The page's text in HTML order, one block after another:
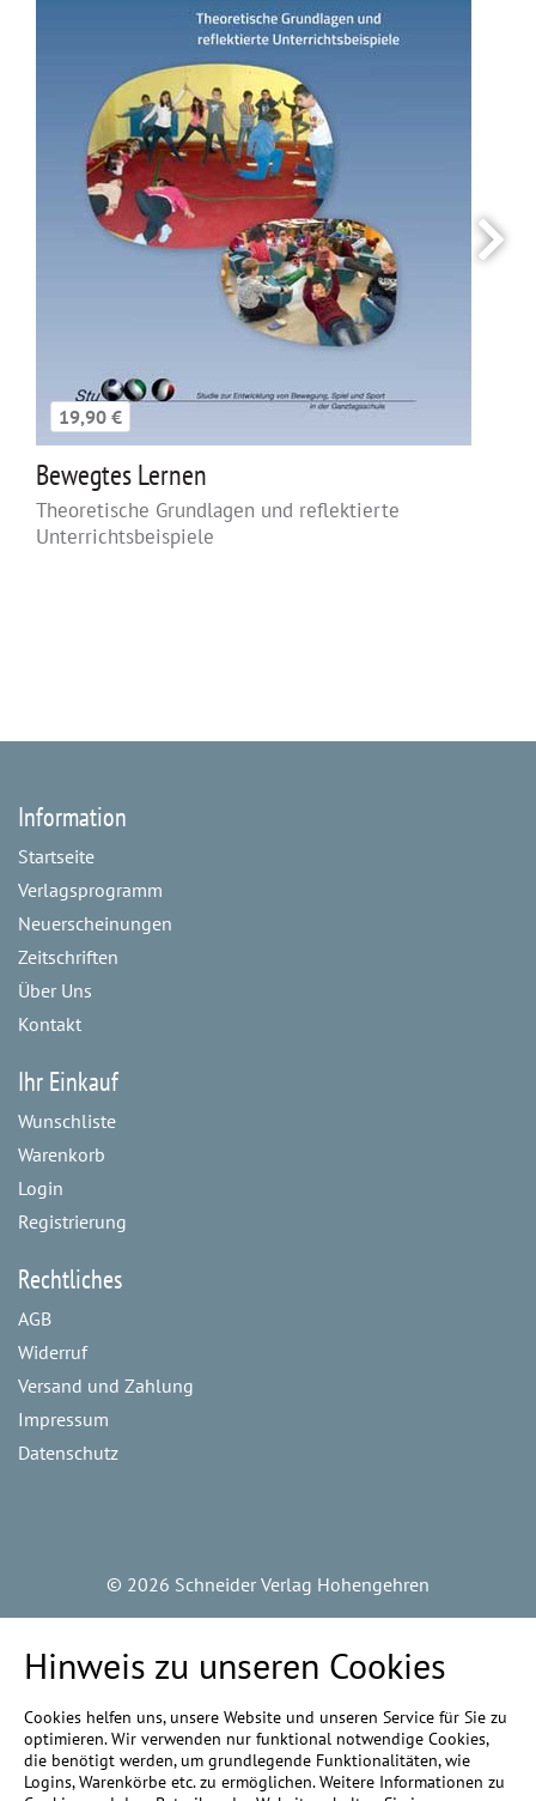
19,90 €
Bewegtes Lernen
Theoretische Grundlagen und reflektierte
Unterrichtsbeispiele
Information
Startseite
Verlagsprogramm
Neuerscheinungen
Zeitschriften
Über Uns
Kontakt
Ihr Einkauf
Wunschliste
Warenkorb
Login
Registrierung
Rechtliches
AGB
Widerruf
Versand und Zahlung
Impressum
Datenschutz
© 2026 Schneider Verlag Hohengehren
Hinweis zu unseren Cookies
Cookies helfen uns, unsere Website und unseren Service für Sie zu
optimieren. Wir verwenden nur funktional notwendige Cookies,
die benötigt werden, um grundlegende Funktionalitäten, wie
Logins, Warenkörbe etc. zu ermöglichen. Weitere Informationen zu